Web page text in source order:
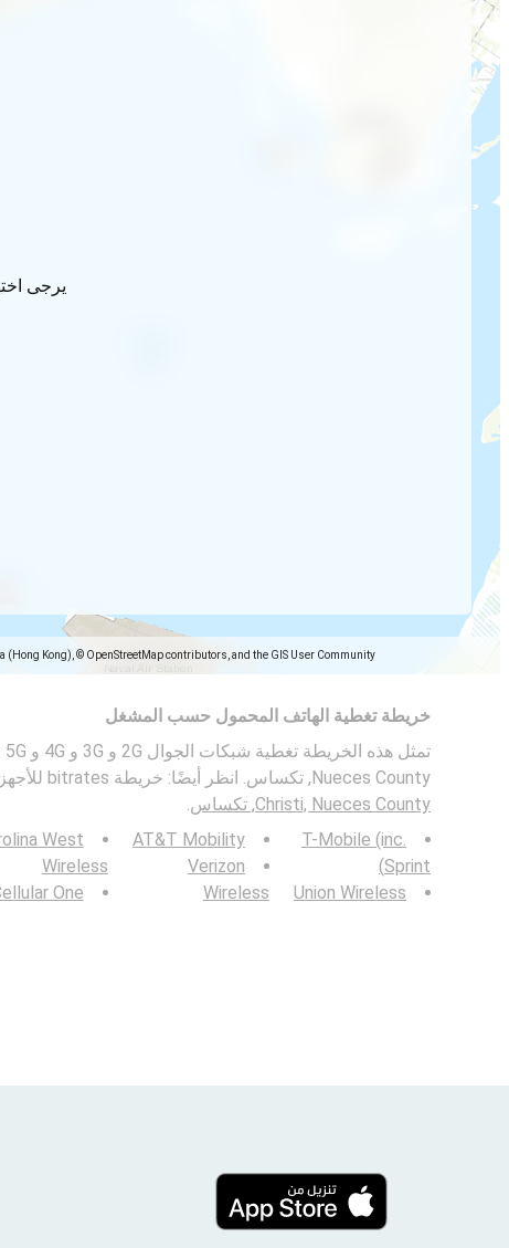
(Hong Kong), © OpenStreetMap contributors, and the GIS User Community
يرجى
خريطة تغطية الهاتف المحمول حسب المشغل
Nueces County, تكساس. انظر أيضًا: خريطة bitrates للأجهزة المحمولة في
Christi, Nueces County, تكساس
.
T-Mobile (inc.
Sprint)
Union Wireless
AT&T Mobility
Verizon
Wireless
West
Wireless
One